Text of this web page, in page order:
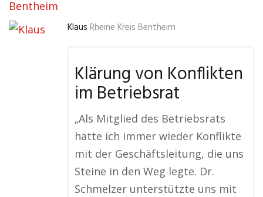
Bentheim
Klaus Rheine Kreis Bentheim
Klärung von Konflikten
im Betriebsrat
„Als Mitglied des Betriebsrats
hatte ich immer wieder Konflikte
mit der Geschäftsleitung, die uns
Steine in den Weg legte. Dr.
Schmelzer unterstützte uns mit